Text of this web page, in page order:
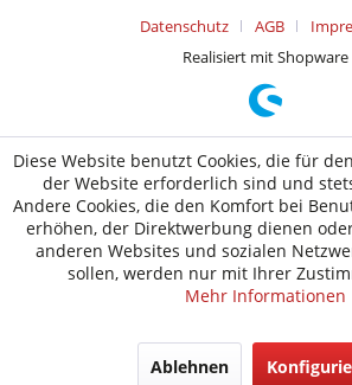
Datenschutz
AGB
Realisiert mit Shopware
Diese Website benutzt Cookies, die für
der Website erforderlich sind und
Andere Cookies, die den Komfort bei
erhöhen, der Direktwerbung dienen
anderen Websites und sozialen
sollen, werden nur mit Ihrer
Mehr Informationen
Ablehnen